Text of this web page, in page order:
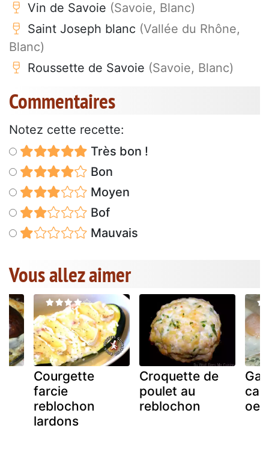
Vin de Savoie (Savoie, Blanc)
Saint Joseph blanc (Vallée du Rhône,
Blanc)
Roussette de Savoie (Savoie, Blanc)
Commentaires
Notez cette recette:
Très bon !
Bon
Moyen
Bof
Mauvais
Vous allez aimer
Courgette
farcie
reblochon
lardons
Croquette de
poulet au
reblochon